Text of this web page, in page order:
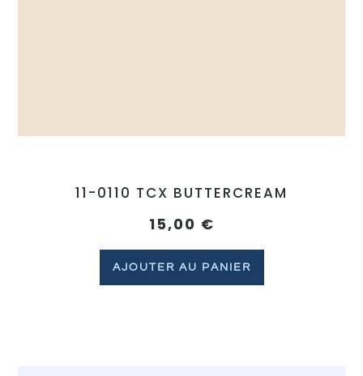
11-0110 TCX BUTTERCREAM
15,00 €
AJOUTER AU PANIER